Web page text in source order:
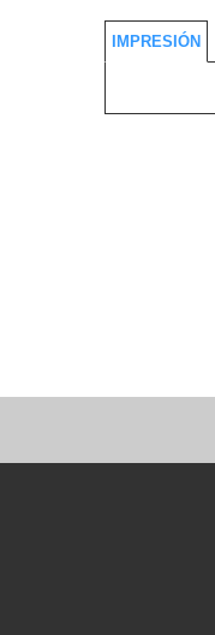
IMPRESIÓN